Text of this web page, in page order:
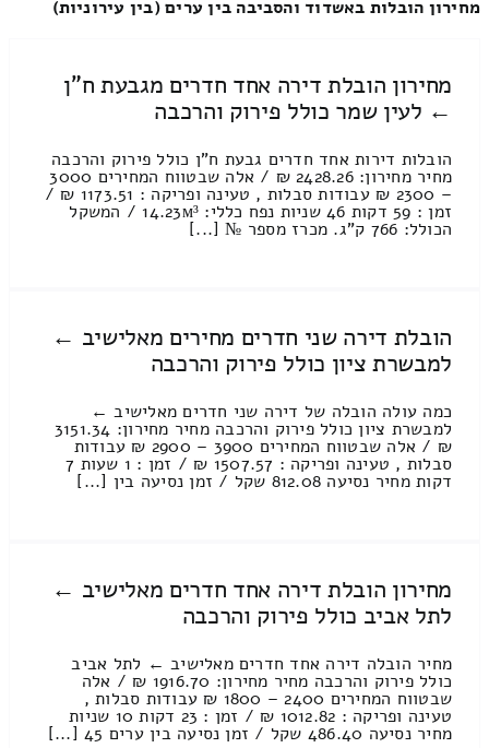
מחירון הובלות באשדוד והסביבה בין ערים (בין עירוניות)
מחירון הובלת דירה אחד חדרים מגבעת ח"ן
← לעין שמר כולל פירוק והרכבה
הובלות דירות אחד חדרים גבעת ח"ן כולל פירוק והרכבה
מחיר מחירון: 2428.26 ₪ / אלה שבטווח המחירים 3000
– 2300 ₪ עבודות סבלות , טעינה ופריקה : 1173.51 ₪ /
זמן : 59 דקות 46 שניות נפח כללי: 14.23м³ / המשקל
הכולל: 766 ק”ג. מכרז מספר № [...]
הובלת דירה שני חדרים מחירים מאלישיב ←
למבשרת ציון כולל פירוק והרכבה
כמה עולה הובלה של דירה שני חדרים מאלישיב ←
למבשרת ציון כולל פירוק והרכבה מחיר מחירון: 3151.34
₪ / אלה שבטווח המחירים 3900 – 2900 ₪ עבודות
סבלות , טעינה ופריקה : 1507.57 ₪ / זמן : 1 שעות 7
דקות מחיר נסיעה 812.08 שקל / זמן נסיעה בין [...]
מחירון הובלת דירה אחד חדרים מאלישיב ←
לתל אביב כולל פירוק והרכבה
מחיר הובלה דירה אחד חדרים מאלישיב ← לתל אביב
כולל פירוק והרכבה מחיר מחירון: 1916.70 ₪ / אלה
שבטווח המחירים 2400 – 1800 ₪ עבודות סבלות ,
טעינה ופריקה : 1012.82 ₪ / זמן : 23 דקות 10 שניות
מחיר נסיעה 486.40 שקל / זמן נסיעה בין ערים 45 [...]